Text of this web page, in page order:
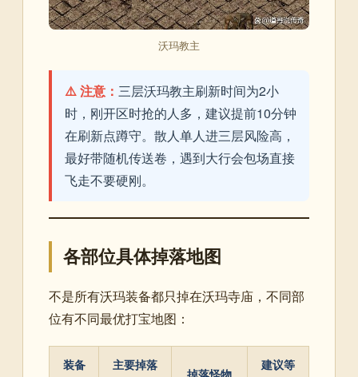
沃玛教主
⚠️ 注意： 三层沃玛教主刷新时间为2小
时，刚开区时抢的人多，建议提前10分钟
在刷新点蹲守。散人单人进三层风险高，
最好带随机传送卷，遇到大行会包场直接
飞走不要硬刚。
各部位具体掉落地图
不是所有沃玛装备都只掉在沃玛寺庙，不同部
位有不同最优打宝地图：
装备
主要掉落
建议等